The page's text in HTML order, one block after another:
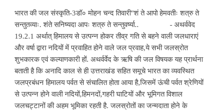
भारत की जल संस्कृति-3डॉ० मोहन चन्द तिवारी"शं ते आपो हेमवतीः शत्रु ते
सन्तुतव्याः. शंते सनिष्यदा आपः शत्रु ते सन्तुवर्ष्या.. - अथर्ववेद
19.2.1 अर्थात् हिमालय से उत्पन्न होकर तीव्र गति से बहने वाली जलधाराएं
और वर्षा द्वारा नदियों में प्रवाहित होने वाले जल प्रवाह,ये सभी जलस्रोत
शुभकारक एवं कल्याणकारी हों. अथर्वर्वेद के ऋषि की जल विषयक यह प्रार्थना
बताती है कि अनादि काल से ही उत्तराखंड सहित समूचे भारत का व्यवस्थित
जलप्रबंधन हिमालय पर्वत से संचालित होता आया है,जिसमें ऊंची पर्वत श्रेणियों
से उत्पन्न होने वाली नदियों,हिमनदों,गहरी घाटियों और भूमिगत विशाल
जलचट्टानों की अहम भूमिका रहती है. जलस्रोतों का जन्मदाता होने के